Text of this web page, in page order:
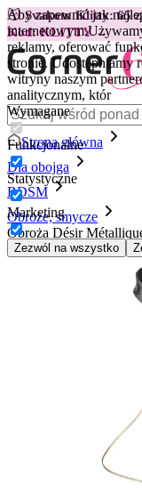
Aby zapewnić jak
internetowym.
reklamy, oferować
stronie. Udostępniamy
witryny naszym
analitycznym, któr
Wymagane
Funkcjonalne
Statystyczne
Marketing
Zezwól na wszystko
😽Svakom Klitty: 65
Kod: KLITTY →
Strona główna
Dla obojga
BDSM
Obroże, smycze
Obroża Désir